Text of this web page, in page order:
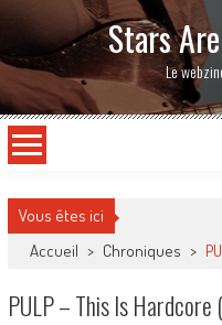
Stars
Le
Vous êtes ici
Accueil > Chroniques >
PULP – This Is Hardcore